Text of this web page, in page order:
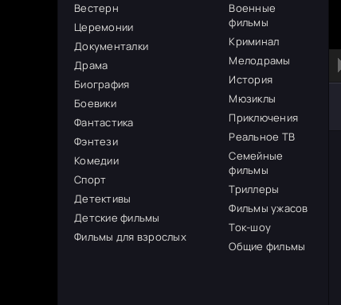
Вестерн
Церемонии
Документалки
Драма
Биография
Боевики
Фантастика
Фэнтези
Комедии
Спорт
Детективы
Детские фильмы
Фильмы для взрослых
Военные
фильмы
Криминал
Мелодрамы
История
Мюзиклы
Приключения
Реальное ТВ
Семейные
фильмы
Триллеры
Фильмы ужасов
Ток-шоу
Общие фильмы